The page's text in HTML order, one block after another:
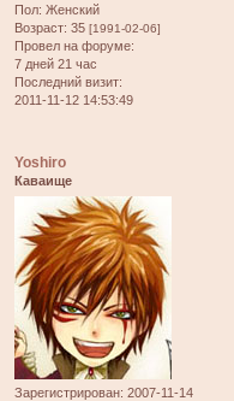
Пол: Женский
Возраст: 35 [1991-02-06]
Провел на форуме:
7 дней 21 час
Последний визит:
2011-11-12 14:53:49
Yoshiro
Каваище
Зарегистрирован: 2007-11-14